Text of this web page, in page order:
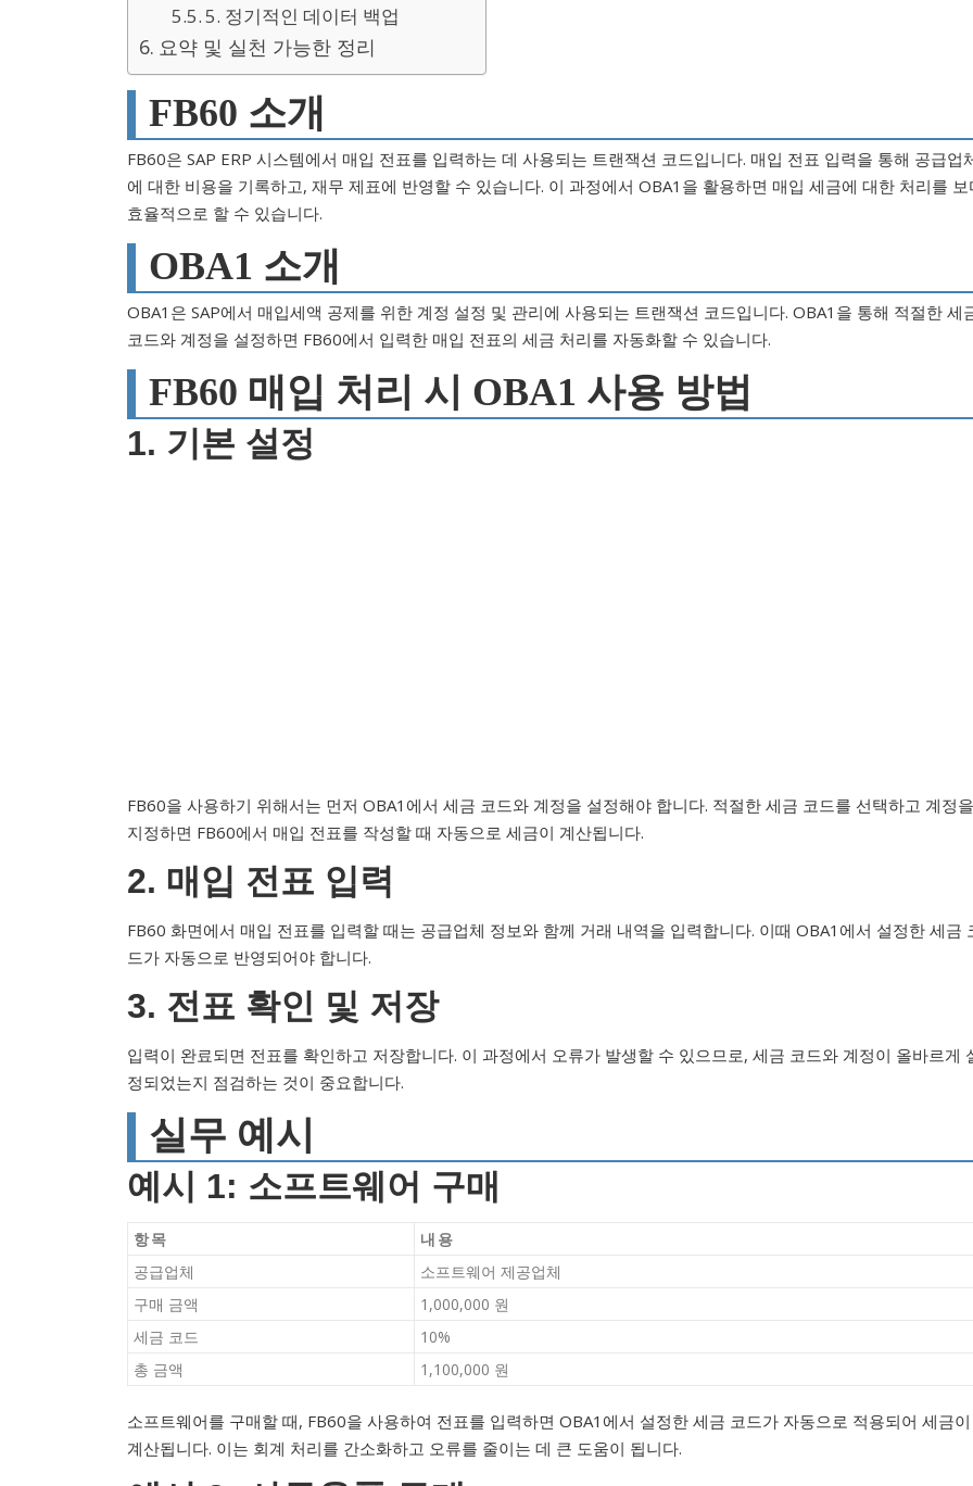
5. 정기적인 데이터 백업
요약 및 실천 가능한 정리
FB60 소개
FB60은 SAP ERP 시스템에서 매입 전표를 입력하는 데 사용되는 트랜잭션 코드입니다. 매입 전표 입력을 통해 공급업
에 대한 비용을 기록하고, 재무 제표에 반영할 수 있습니다. 이 과정에서 OBA1을 활용하면 매입 세금에 대한 처리를 보
효율적으로 할 수 있습니다.
OBA1 소개
OBA1은 SAP에서 매입세액 공제를 위한 계정 설정 및 관리에 사용되는 트랜잭션 코드입니다. OBA1을 통해 적절한 세
코드와 계정을 설정하면 FB60에서 입력한 매입 전표의 세금 처리를 자동화할 수 있습니다.
FB60 매입 처리 시 OBA1 사용 방법
1. 기본 설정
FB60을 사용하기 위해서는 먼저 OBA1에서 세금 코드와 계정을 설정해야 합니다. 적절한 세금 코드를 선택하고 계정을
지정하면 FB60에서 매입 전표를 작성할 때 자동으로 세금이 계산됩니다.
2. 매입 전표 입력
FB60 화면에서 매입 전표를 입력할 때는 공급업체 정보와 함께 거래 내역을 입력합니다. 이때 OBA1에서 설정한 세금
드가 자동으로 반영되어야 합니다.
3. 전표 확인 및 저장
입력이 완료되면 전표를 확인하고 저장합니다. 이 과정에서 오류가 발생할 수 있으므로, 세금 코드와 계정이 올바르게
정되었는지 점검하는 것이 중요합니다.
실무 예시
예시 1: 소프트웨어 구매
항목
내용
공급업체
소프트웨어 제공업체
구매 금액
1,000,000 원
세금 코드
10%
총 금액
1,100,000 원
소프트웨어를 구매할 때, FB60을 사용하여 전표를 입력하면 OBA1에서 설정한 세금 코드가 자동으로 적용되어 세금이
계산됩니다. 이는 회계 처리를 간소화하고 오류를 줄이는 데 큰 도움이 됩니다.